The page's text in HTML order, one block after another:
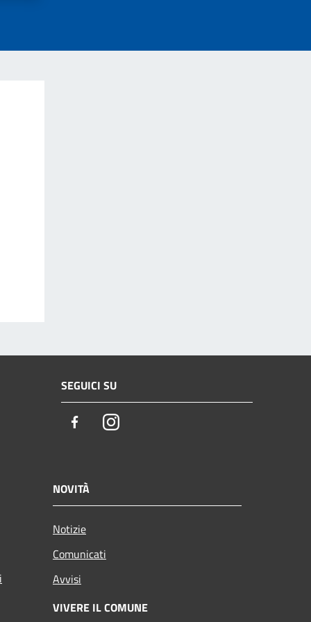
SEGUICI SU
FacebookInstagram
NOVITÀ
Notizie
Comunicati
Avvisi
VIVERE IL COMUNE